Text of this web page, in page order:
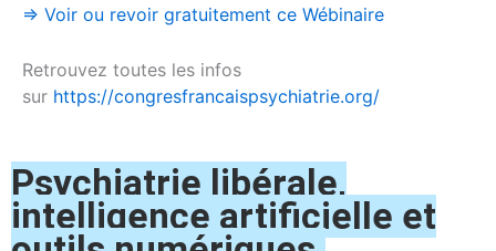
=> Voir ou revoir gratuitement ce Wébinaire
Retrouvez toutes les infos
sur https://congresfrancaispsychiatrie.org/
Psychiatrie libérale,
intelligence artificielle et